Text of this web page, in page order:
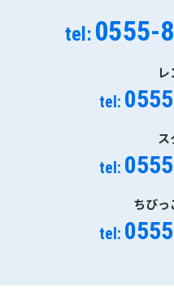
tel: 0555-
tel:
ス
tel:
ちびっ
tel: